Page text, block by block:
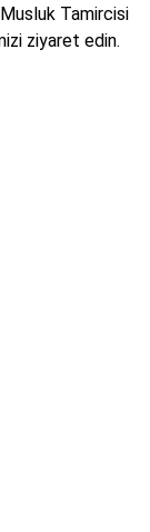
Tamircisi
ziyaret edin.